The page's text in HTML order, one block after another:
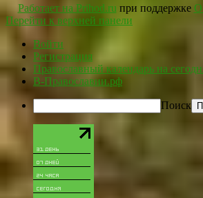
Работает на Prihod.ru при поддержке
Перейти к верхней панели
Войти
Регистрация
Православный календарь на
В-Православии.рф
Поиск